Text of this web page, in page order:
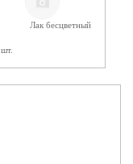
Лак бесцветный
шт.